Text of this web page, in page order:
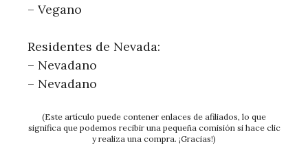
– Vegano
Residentes de Nevada:
– Nevadano
– Nevadano
(Este artículo puede contener enlaces de afiliados, lo que
significa que podemos recibir una pequeña comisión si hace clic
y realiza una compra. ¡Gracias!)